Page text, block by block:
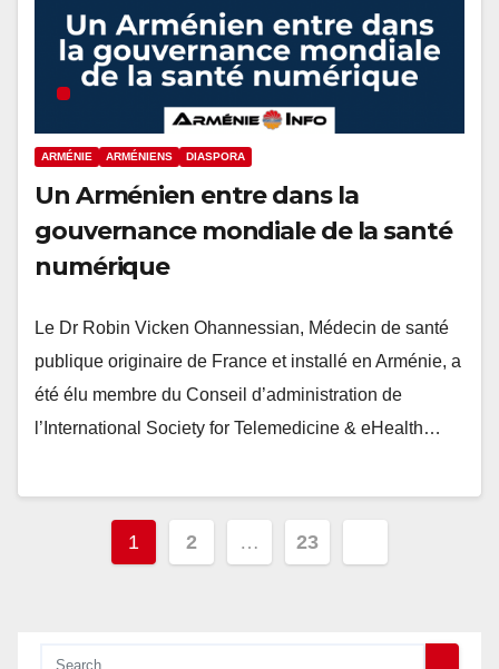
ARMÉNIE ARMÉNIENS DIASPORA
Un Arménien entre dans la
gouvernance mondiale de la santé
numérique
Le Dr Robin Vicken Ohannessian, Médecin de santé
publique originaire de France et installé en Arménie, a
été élu membre du Conseil d’administration de
l’International Society for Telemedicine & eHealth…
Pagination
1 2 … 23